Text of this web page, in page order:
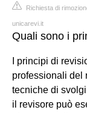
Richiesta di
unicarevi.it
Quali sono i
I principi di
professionali del
tecniche di
il revisore può